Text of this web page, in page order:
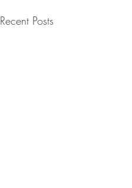
Recent Posts